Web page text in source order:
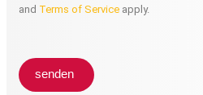
and Terms of Service apply.
senden